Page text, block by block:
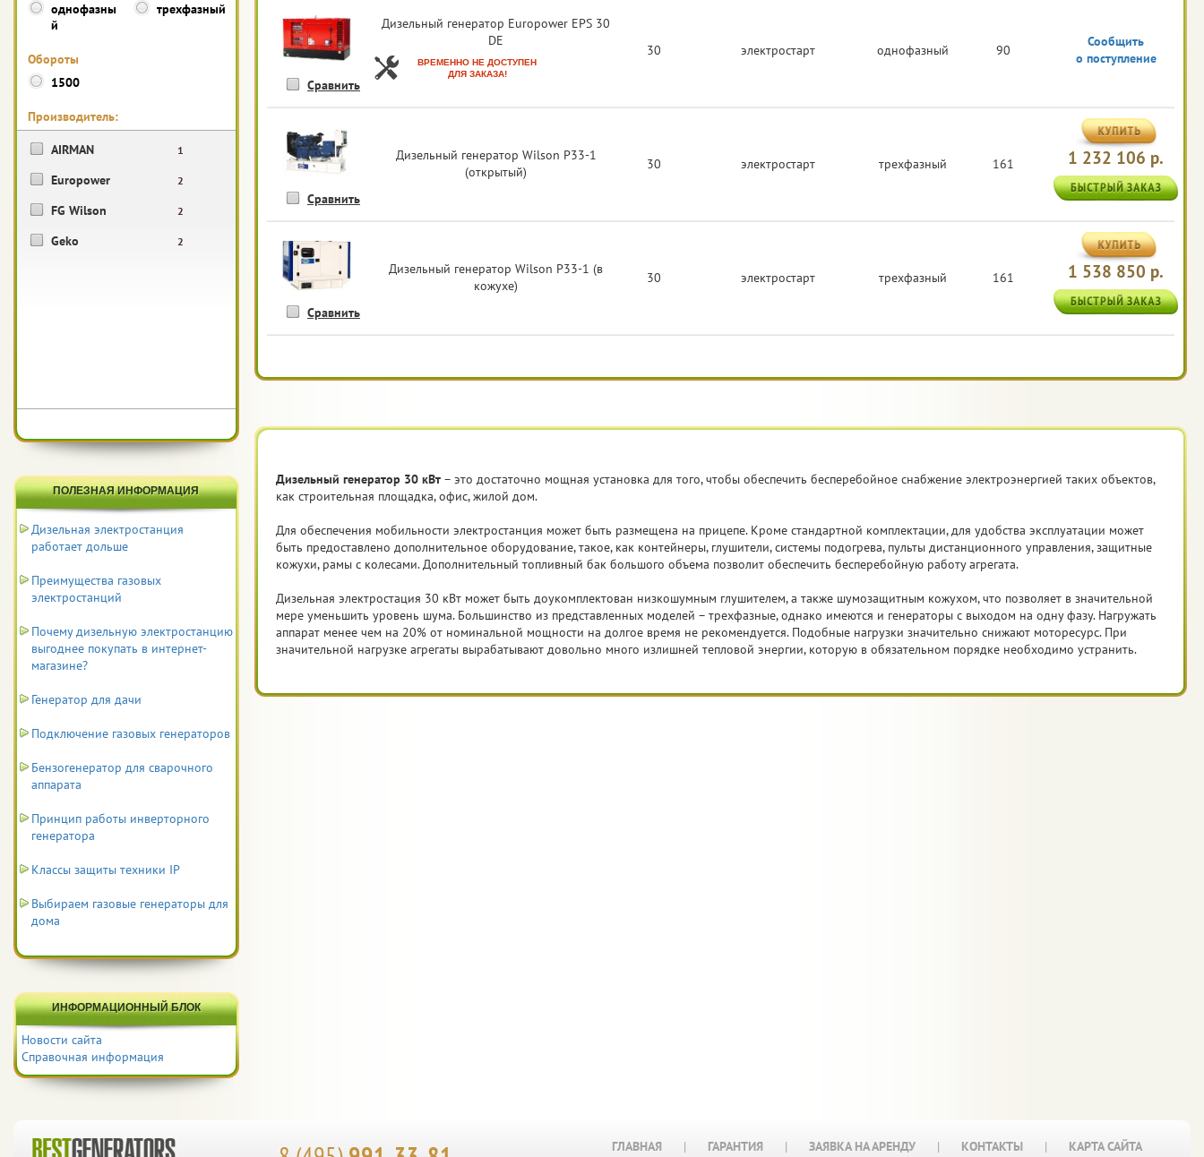
Сравнить
Дизельный генератор Europower EPS 30
DE
ВРЕМЕННО НЕ ДОСТУПЕН
ДЛЯ ЗАКАЗА!
30 электростарт однофазный 90
Сообщить
о поступление
Сравнить
Дизельный генератор Wilson P33-1
(открытый)
30 электростарт трехфазный 161 1 232 106 р.
Сравнить
Дизельный генератор Wilson P33-1 (в
кожухе)
30 электростарт трехфазный 161 1 538 850 р.
Дизельный генератор 30 кВт – это достаточно мощная установка для того, чтобы обеспечить бесперебойное снабжение электроэнергией таких объектов,
как строительная площадка, офис, жилой дом.
Для обеспечения мобильности электростанция может быть размещена на прицепе. Кроме стандартной комплектации, для удобства эксплуатации может
быть предоставлено дополнительное оборудование, такое, как контейнеры, глушители, системы подогрева, пульты дистанционного управления, защитные
кожухи, рамы с колесами. Дополнительный топливный бак большого объема позволит обеспечить бесперебойную работу агрегата.
Дизельная электростация 30 кВт может быть доукомплектован низкошумным глушителем, а также шумозащитным кожухом, что позволяет в значительной
мере уменьшить уровень шума. Большинство из представленных моделей – трехфазные, однако имеются и генераторы с выходом на одну фазу. Нагружать
аппарат менее чем на 20% от номинальной мощности на долгое время не рекомендуется. Подобные нагрузки значительно снижают моторесурс. При
значительной нагрузке агрегаты вырабатывают довольно много излишней тепловой энергии, которую в обязательном порядке необходимо устранить.
однофазны
й
трехфазный
Обороты
1500
Производитель:
AIRMAN 1
Europower 2
FG Wilson 2
Geko 2
ПОЛЕЗНАЯ ИНФОРМАЦИЯ
Дизельная электростанция
работает дольше
Преимущества газовых
электростанций
Почему дизельную электростанцию
выгоднее покупать в интернет-
магазине?
Генератор для дачи
Подключение газовых генераторов
Бензогенератор для сварочного
аппарата
Принцип работы инверторного
генератора
Классы защиты техники IP
Выбираем газовые генераторы для
дома
ИНФОРМАЦИОННЫЙ БЛОК
Новости сайта
Справочная информация
ГЛАВНАЯ | ГАРАНТИЯ | ЗАЯВКА НА АРЕНДУ | КОНТАКТЫ | КАРТА САЙТА